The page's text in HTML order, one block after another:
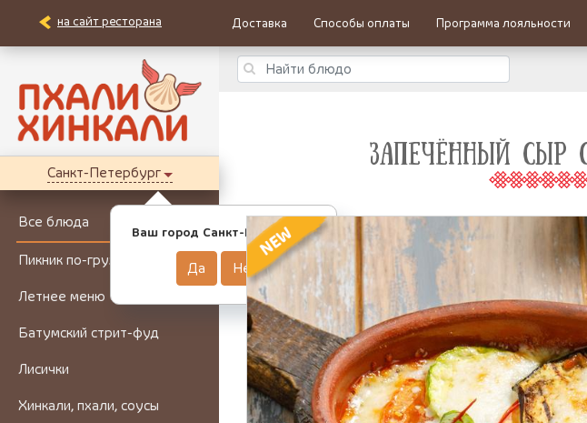
на сайт ресторана Доставка Способы оплаты Программа лояльности
Санкт-Петербург
Ваш город Санкт-Петербург?
Да Нет
Все блюда
Пикник по-грузински
Летнее меню
Батумский стрит-фуд
Лисички
Хинкали, пхали, соусы
ЗАПЕЧЁННЫЙ СЫР